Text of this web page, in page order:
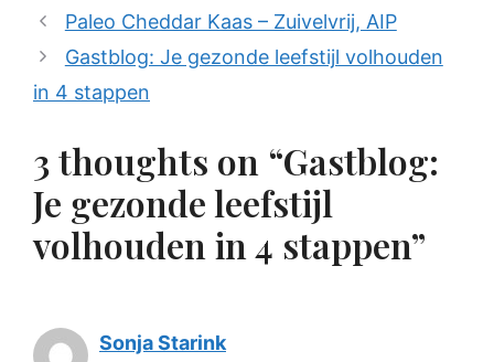
Paleo Cheddar Kaas – Zuivelvrij, AIP
Gastblog: Je gezonde leefstijl volhouden
in 4 stappen
3 thoughts on “Gastblog:
Je gezonde leefstijl
volhouden in 4 stappen”
Sonja Starink